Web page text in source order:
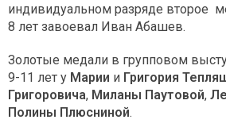
индивидуальном разряде второе
8 лет завоевал Иван Абашев.
Золотые медали в групповом
9-11 лет у Марии и Григория
Григоровича, Миланы Паутовой,
Полины Плюсниной.